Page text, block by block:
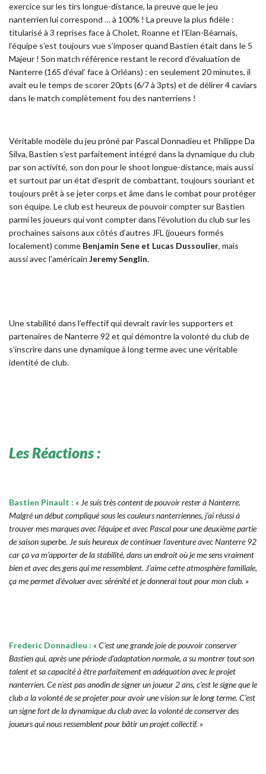
exercice sur les tirs longue-distance, la preuve que le jeu
nanterrien lui correspond … à 100% ! La preuve la plus fidèle :
titularisé à 3 reprises face à Cholet, Roanne et l’Elan-Béarnais,
l’équipe s’est toujours vue s’imposer quand Bastien était dans le 5
Majeur ! Son match référence restant le record d’évaluation de
Nanterre (165 d’éval’ face à Orléans) : en seulement 20 minutes, il
avait eu le temps de scorer 20pts (6/7 à 3pts) et de délirer 4 caviars
dans le match complètement fou des nanterriens !
Véritable modèle du jeu prôné par Pascal Donnadieu et Philippe Da
Silva, Bastien s’est parfaitement intégré dans la dynamique du club
par son activité, son don pour le shoot longue-distance, mais aussi
et surtout par un état d’esprit de combattant, toujours souriant et
toujours prêt à se jeter corps et âme dans le combat pour protéger
son équipe. Le club est heureux de pouvoir compter sur Bastien
parmi les joueurs qui vont compter dans l’évolution du club sur les
prochaines saisons aux côtés d’autres JFL (joueurs formés
localement) comme Benjamin Sene et Lucas Dussoulier, mais
aussi avec l’américain Jeremy Senglin.
Une stabilité dans l’effectif qui devrait ravir les supporters et
partenaires de Nanterre 92 et qui démontre la volonté du club de
s’inscrire dans une dynamique à long terme avec une véritable
identité de club.
Les Réactions :
Bastien Pinault : « Je suis très content de pouvoir rester à Nanterre.
Malgré un début compliqué sous les couleurs nanterriennes, j’ai réussi à
trouver mes marques avec l’équipe et avec Pascal pour une deuxième partie
de saison superbe. Je suis heureux de continuer l’aventure avec Nanterre 92
car ça va m’apporter de la stabilité, dans un endroit où je me sens vraiment
bien et avec des gens qui me ressemblent. J’aime cette atmosphère familiale,
ça me permet d’évoluer avec sérénité et je donnerai tout pour mon club. »
Frederic Donnadieu : « C’est une grande joie de pouvoir conserver
Bastien qui, après une période d’adaptation normale, a su montrer tout son
talent et sa capacité à être parfaitement en adéquation avec le projet
nanterrien. Ce n’est pas anodin de signer un joueur 2 ans, c’est le signe que le
club a la volonté de se projeter pour avoir une vision sur le long terme. C’est
un signe fort de la dynamique du club avec la volonté de conserver des
joueurs qui nous ressemblent pour bâtir un projet collectif. »